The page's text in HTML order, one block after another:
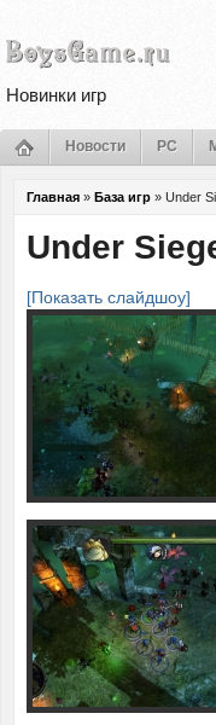
Новинки игр
Новости PC
Главная » База игр » Under
Under
[Показать слайдшоу]